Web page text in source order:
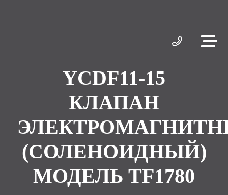
YCDF11-15
КЛАПАН
(СОЛЕНОИДНЫЙ)
МОДЕЛЬ TF1780